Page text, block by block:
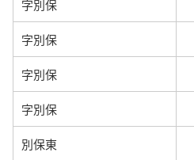
字別保
字別保
字別保
字別保
別保東